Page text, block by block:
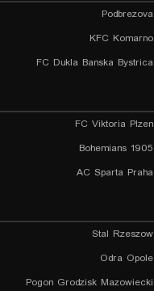
Podbrezova
KFC Komarno
FC Dukla Banska Bystrica
FC Viktoria Plzen
Bohemians 1905
AC Sparta Praha
Stal Rzeszow
Odra Opole
Pogon Grodzisk Mazowiecki